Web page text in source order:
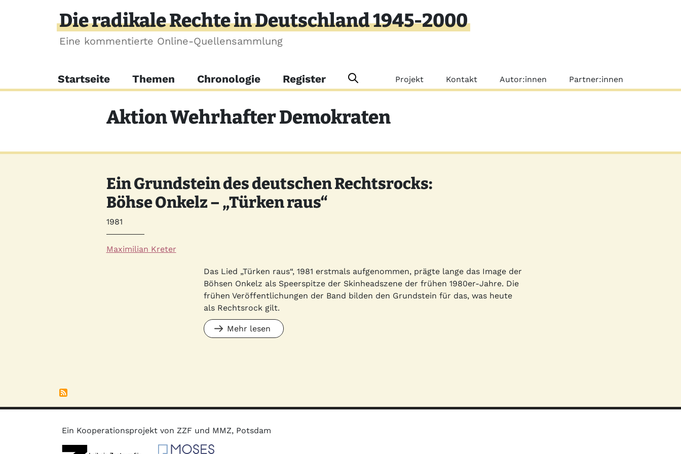
Die radikale Rechte in Deutschland 1945-2000
Eine kommentierte Online-Quellensammlung
Hauptnavigation
Startseite Themen Chronologie Register Meta-Menü
Projekt Kontakt Autor:innen Partner:innen
Aktion Wehrhafter Demokraten
Ein Grundstein des deutschen Rechtsrocks:
Böhse Onkelz – „Türken raus“
Jahr
1981
Autor*innen
Maximilian Kreter
Das Lied „Türken raus“, 1981 erstmals aufgenommen, prägte lange das Image der
Böhsen Onkelz als Speerspitze der Skinheadszene der frühen 1980er-Jahre. Die
frühen Veröffentlichungen der Band bilden den Grundstein für das, was heute
als Rechtsrock gilt.
Mehr lesen
Ein Kooperationsprojekt von ZZF und MMZ, Potsdam